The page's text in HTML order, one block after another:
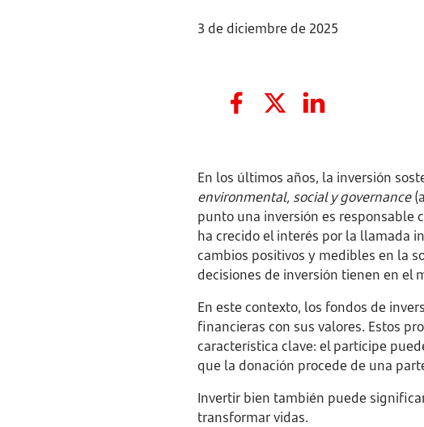
3 de diciembre de 2025
En los últimos años, la inversión
environmental, social y governance
punto una inversión es responsable
ha crecido el interés por la llamada
cambios positivos y medibles en la
decisiones de inversión tienen en el
En este contexto, los fondos de
financieras con sus valores. Estos
característica clave: el partícipe
que la donación procede de una
Invertir bien también puede
transformar vidas.